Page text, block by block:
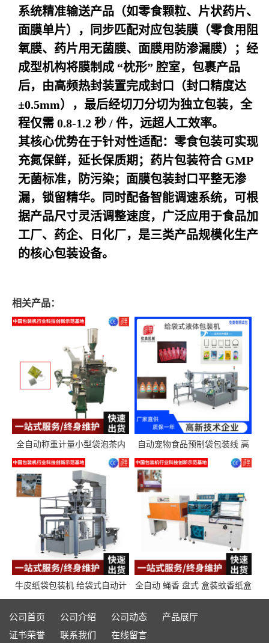
系统精准输送产品（如零食颗粒、片状药片、
面膜单片），同步匹配对应包装膜（零食用阻
氧膜、药片用无菌膜、面膜用防渗漏膜）；经
成型机构将膜制成 “枕形” 腔室，包裹产品
后，由高频热封装置完成封口（封口精度达
±0.5mm），最后经切刀分切为独立包装，全
程仅需 0.8-1.2 秒 / 件，远超人工效率。
其核心优势在于针对性适配：零食包装可实现
充氮保鲜，延长保质期；药片包装符合 GMP
无菌标准，防污染；面膜包装封口平整无渗
漏，锁留精华。同时配备智能调速系统，可根
据产品尺寸灵活调整速度，广泛应用于食品加
工厂、药企、日化厂，是三类产品规模化生产
的核心包装设备。
相关产品：
全自动称重计量小型袋泡茶内
外袋包装机三角包茶叶包装机
自动宠物食品预制袋包装线 高
精度称重分装给袋式包装机
牛皮纸袋包装机 给袋式自动计
量封口包装机填充机械 给袋式
包装机
全自动 蝇香 盘式 盒装蚊香纸盒
热收缩枕式包装机
公司首页 公司介绍 公司动态
产品展厅
证书荣誉
联系我们 在线留言